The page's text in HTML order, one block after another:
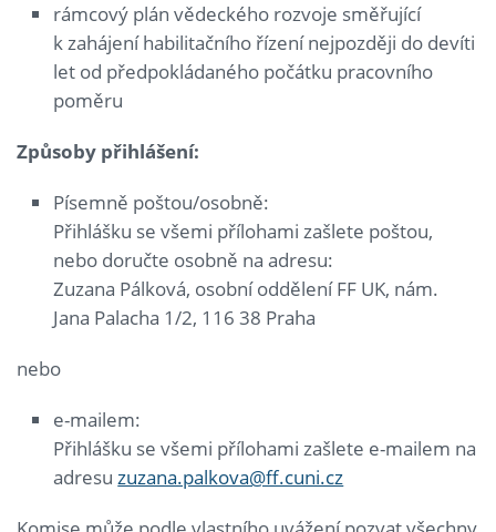
rámcový plán vědeckého rozvoje směřující
k zahájení habilitačního řízení nejpozději do devíti
let od předpokládaného počátku pracovního
poměru
Způsoby přihlášení:
Písemně poštou/osobně:
Přihlášku se všemi přílohami zašlete poštou,
nebo doručte osobně na adresu:
Zuzana Pálková, osobní oddělení FF UK, nám.
Jana Palacha 1/2, 116 38 Praha
nebo
e-mailem:
Přihlášku se všemi přílohami zašlete e-mailem na
adresuzuzana.palkova@ff.cuni.cz